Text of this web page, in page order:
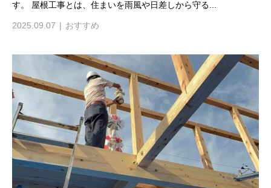
す。 屋根工事とは、住まいを雨風や日差しから守る...
2025.09.07 おすすめ